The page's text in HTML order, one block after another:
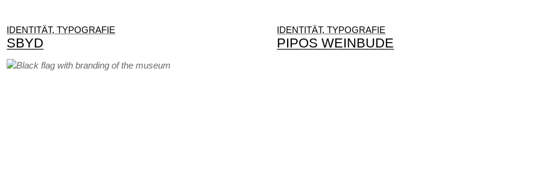
IDENTITÄT, TYPOGRAFIE
SBYD
IDENTITÄT, TYPOGRAFIE
PIPOS WEINBUDE